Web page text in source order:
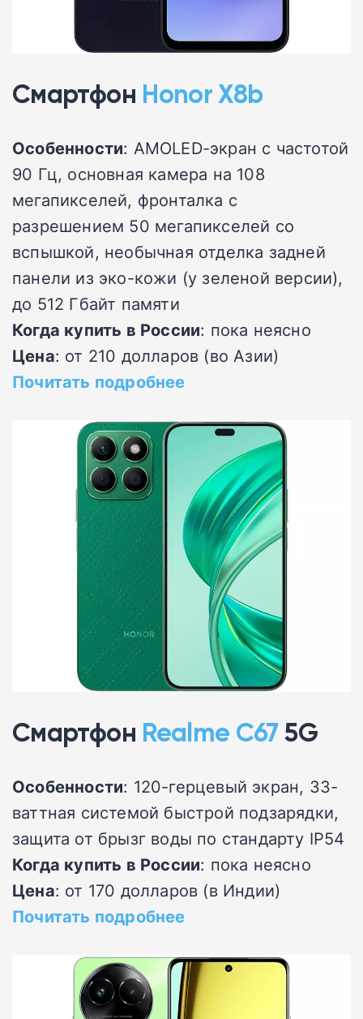
Смартфон Honor X8b
Особенности: AMOLED-экран с частотой
90 Гц, основная камера на 108
мегапикселей, фронталка с
разрешением 50 мегапикселей со
вспышкой, необычная отделка задней
панели из эко-кожи (у зеленой версии),
до 512 Гбайт памяти
Когда купить в России: пока неясно
Цена: от 210 долларов (во Азии)
Почитать подробнее
Смартфон Realme C67 5G
Особенности: 120-герцевый экран, 33-
ваттная системой быстрой подзарядки,
защита от брызг воды по стандарту IP54
Когда купить в России: пока неясно
Цена: от 170 долларов (в Индии)
Почитать подробнее